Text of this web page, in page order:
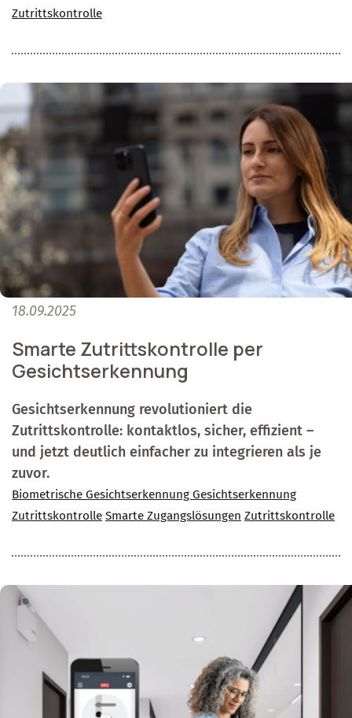
Zutrittskontrolle
18.09.2025
Smarte Zutrittskontrolle per
Gesichtserkennung
Gesichtserkennung revolutioniert die
Zutrittskontrolle: kontaktlos, sicher, effizient –
und jetzt deutlich einfacher zu integrieren als je
zuvor.
Biometrische Gesichtserkennung Gesichtserkennung
Zutrittskontrolle Smarte Zugangslösungen Zutrittskontrolle